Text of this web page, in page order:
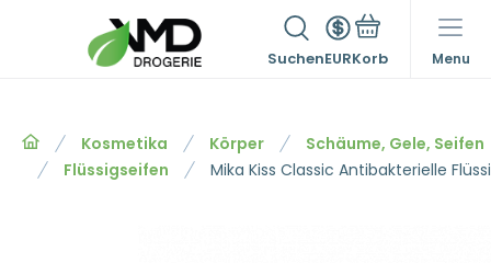
SuchenEUR Menu
Kosmetika Körper
Schäume, Gele, Seifen
Flüssigseifen
Mika Kiss Classic Antibakterielle